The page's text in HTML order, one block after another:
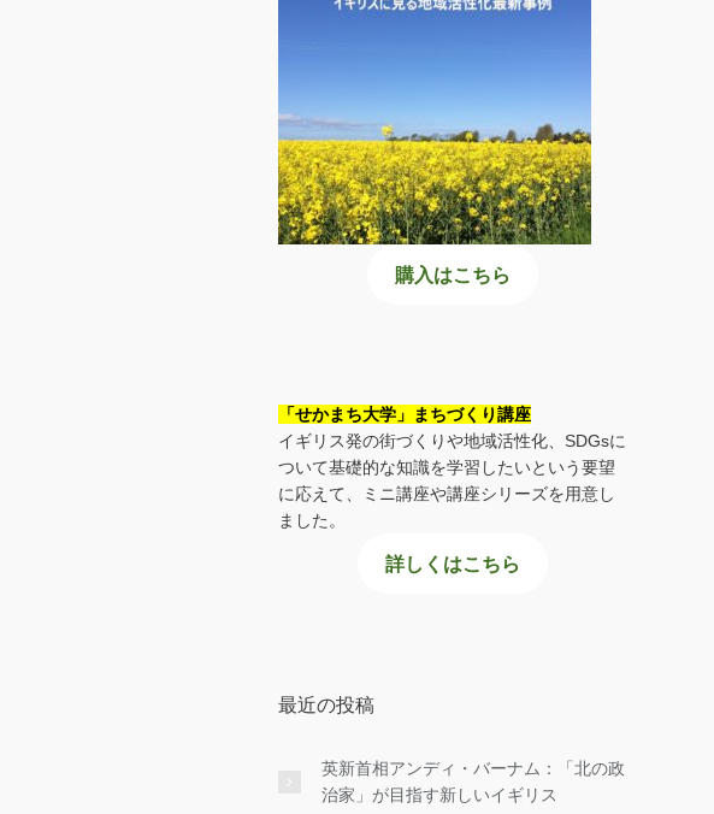
購入はこちら
「せかまち大学」まちづくり講座
イギリス発の街づくりや地域活性化、SDGsに
ついて基礎的な知識を学習したいという要望
に応えて、ミニ講座や講座シリーズを用意し
ました。
詳しくはこちら
最近の投稿
英新首相アンディ・バーナム：「北の政
治家」が目指す新しいイギリス